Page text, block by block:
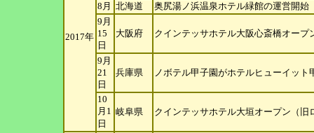
2017年
8月 北海道
奥尻湯ノ浜温泉ホテル緑館の運営開始
9月
15
日
大阪府 クインテッサホテル大阪心斎橋オープ
9月
21
日
兵庫県 ノボテル甲子園がホテルヒューイット
10
月1
日
岐阜県 クインテッサホテル大垣オープン（旧